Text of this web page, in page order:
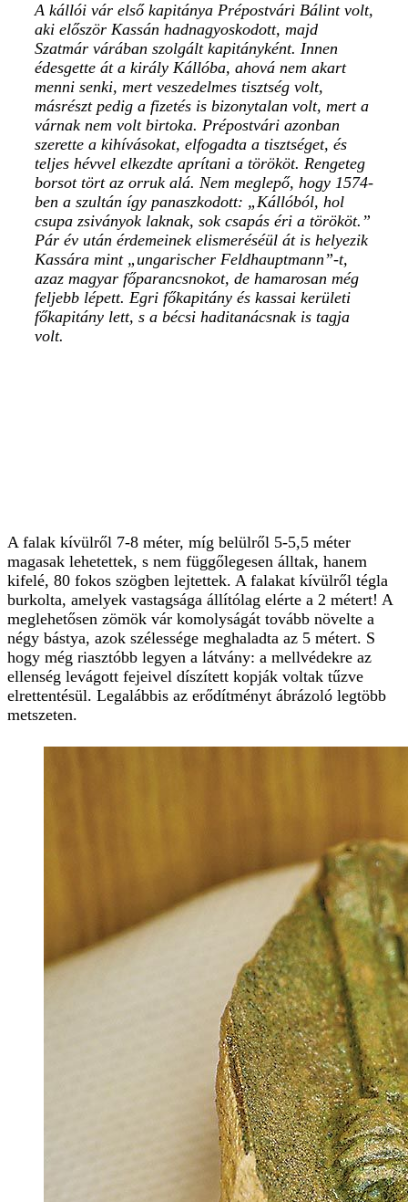
A kállói vár első kapitánya Prépostvári Bálint volt,
aki először Kassán hadnagyoskodott, majd
Szatmár várában szolgált kapitányként. Innen
édesgette át a király Kállóba, ahová nem akart
menni senki, mert veszedelmes tisztség volt,
másrészt pedig a fizetés is bizonytalan volt, mert a
várnak nem volt birtoka. Prépostvári azonban
szerette a kihívásokat, elfogadta a tisztséget, és
teljes hévvel elkezdte aprítani a törököt. Rengeteg
borsot tört az orruk alá. Nem meglepő, hogy 1574-
ben a szultán így panaszkodott: „Kállóból, hol
csupa zsiványok laknak, sok csapás éri a törököt.”
Pár év után érdemei­nek elismeréséül át is helyezik
Kassára mint „ungarischer Feldhauptmann”-t,
azaz magyar főparancsnokot, de hamarosan még
feljebb lépett. Egri főkapitány és kassai kerületi
főkapitány lett, s a bécsi haditanácsnak is tagja
volt.
A falak kívülről 7-8 méter, míg belülről 5-5,5 méter
magasak lehetettek, s nem függőlegesen álltak, hanem
kifelé, 80 fokos szögben lejtettek. A falakat kívülről tégla
burkolta, amelyek vastagsága állítólag elérte a 2 métert! A
meglehetősen zömök vár komolyságát tovább növelte a
négy bástya, azok szélessége meghaladta az 5 métert. S
hogy még riasztóbb legyen a látvány: a mellvédekre az
ellenség levágott fejeivel díszített kopják voltak tűzve
elrettentésül. Legalábbis az erődítményt ábrázoló legtöbb
metszeten.